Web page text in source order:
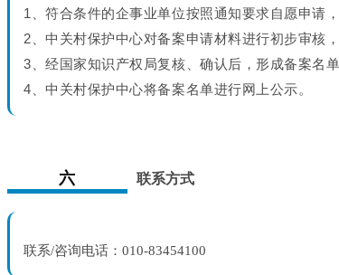
1
、符合条件的企事业单位按照通知要求自愿申请
2、中关村保护中心对备案申请材料进行初步审核
3、经国家知识产权局复核、确认后，形成备案名单
4、中关村保护中心将备案名单进行网上公示。
六 联系方式
联系/咨询电话：010-83454100